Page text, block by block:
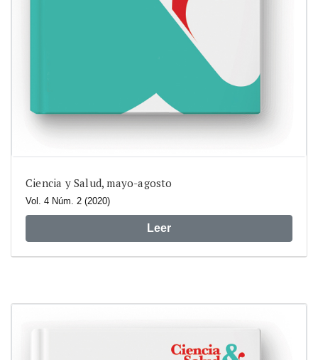
Ciencia y Salud, mayo-agosto
Vol. 4 Núm. 2 (2020)
Leer